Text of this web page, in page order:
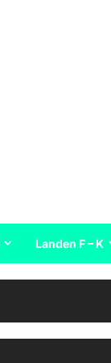
Landen F – K